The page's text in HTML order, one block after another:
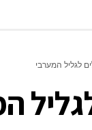
לגליל המערבי